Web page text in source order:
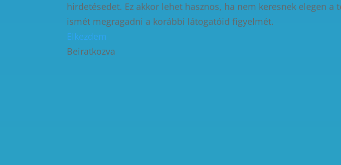
hirdetésedet. Ez akkor lehet hasznos, ha nem keresnek elegen
ismét megragadni a korábbi látogatóid figyelmét.
Elkezdem
Beiratkozva